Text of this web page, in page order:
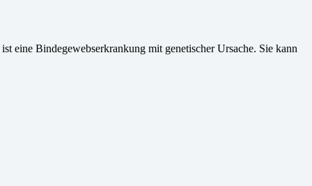
eine Bindegewebserkrankung mit genetischer Ursache. Sie kann